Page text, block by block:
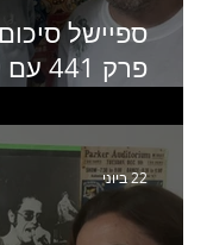
ספיישל
פרק
22 ביוני